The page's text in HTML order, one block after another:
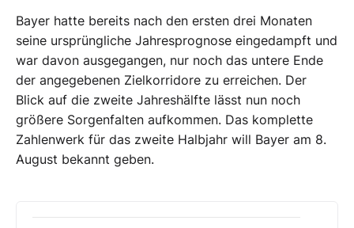
Bayer hatte bereits nach den ersten drei Monaten
seine ursprüngliche Jahresprognose eingedampft und
war davon ausgegangen, nur noch das untere Ende
der angegebenen Zielkorridore zu erreichen. Der
Blick auf die zweite Jahreshälfte lässt nun noch
größere Sorgenfalten aufkommen. Das komplette
Zahlenwerk für das zweite Halbjahr will Bayer am 8.
August bekannt geben.